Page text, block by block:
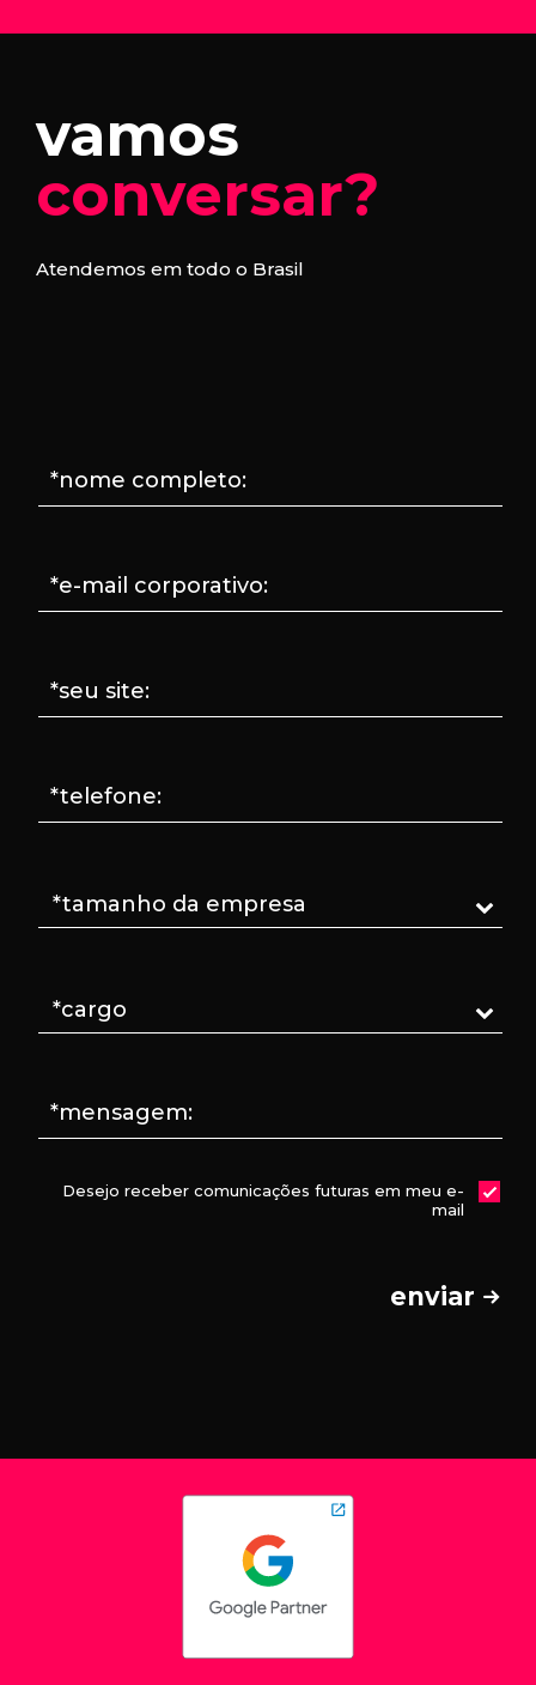
vamos
conversar?
Atendemos em todo o Brasil
*nome completo:
*e-mail corporativo:
*seu site:
*telefone:
*mensagem:
Desejo receber comunicações futuras em meu e-
mail
enviar